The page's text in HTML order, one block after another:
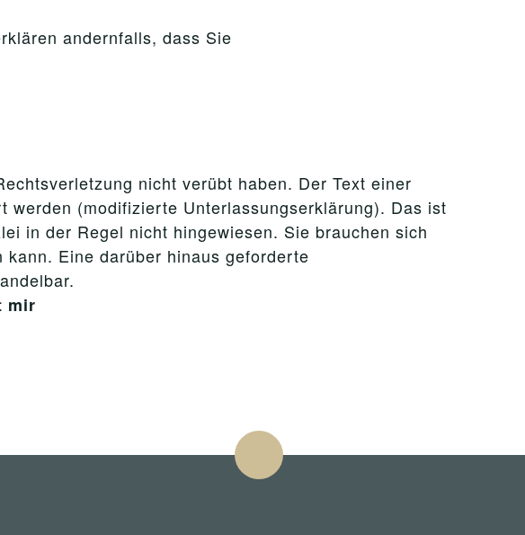
andernfalls, dass Sie
nicht verübt haben. Der Text einer
(modifizierte Unterlassungserklärung). Das ist
in der Regel nicht hingewiesen. Sie brauchen sich
Eine darüber hinaus geforderte
mir